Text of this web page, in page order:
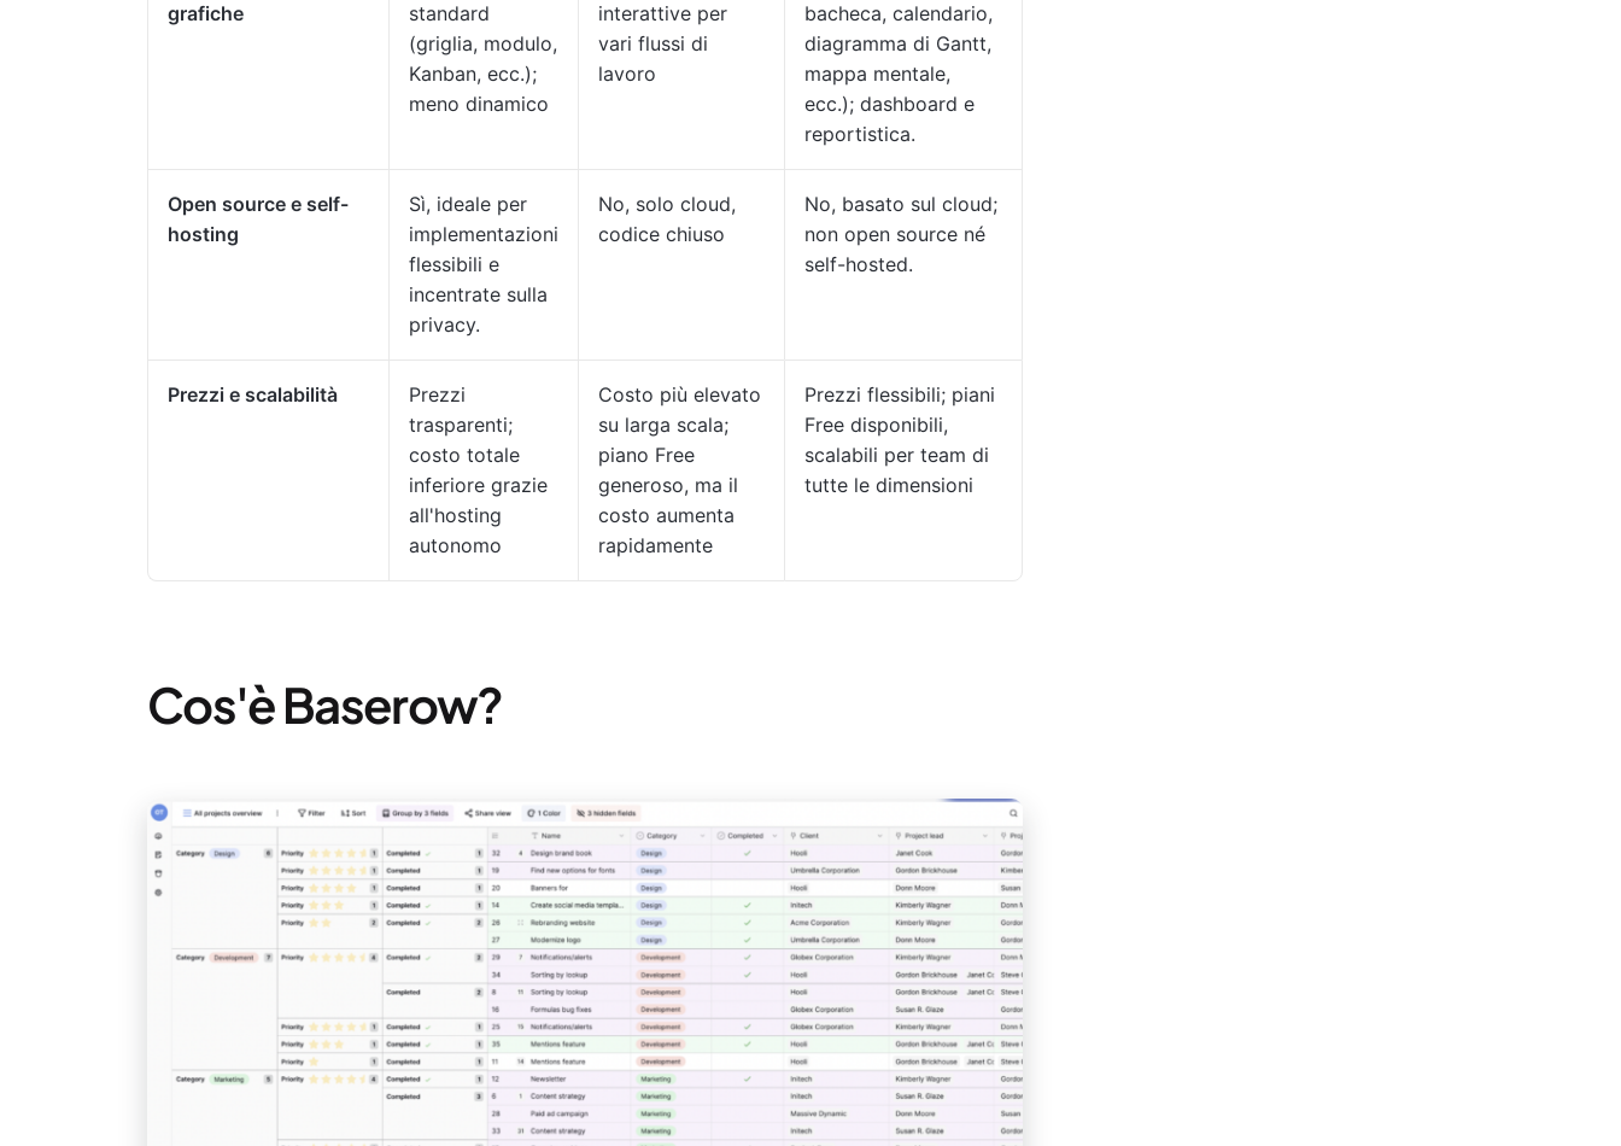
grafiche
standard
(griglia, modulo,
Kanban, ecc.);
meno dinamico
interattive per
vari flussi di
lavoro
bacheca, calendario,
diagramma di Gantt,
mappa mentale,
ecc.); dashboard e
reportistica.
Open source e self-
hosting
Sì, ideale per
implementazioni
flessibili e
incentrate sulla
privacy.
No, solo cloud,
codice chiuso
No, basato sul cloud;
non open source né
self-hosted.
Prezzi e scalabilità
Prezzi
trasparenti;
costo totale
inferiore grazie
all'hosting
autonomo
Costo più elevato
su larga scala;
piano Free
generoso, ma il
costo aumenta
rapidamente
Prezzi flessibili; piani
Free disponibili,
scalabili per team di
tutte le dimensioni
Cos'è Baserow?